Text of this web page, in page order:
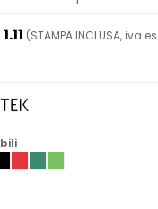
(STAMPA INCLUSA, iva